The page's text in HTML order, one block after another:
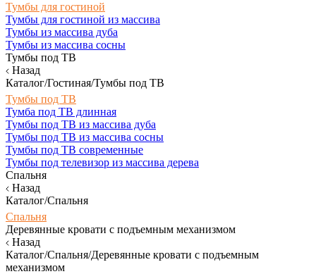
Тумбы для гостиной
Тумбы для гостиной из массива
Тумбы из массива дуба
Тумбы из массива сосны
Тумбы под ТВ
Назад
Каталог/Гостиная/Тумбы под ТВ
Тумбы под ТВ
Тумба под ТВ длинная
Тумбы под ТВ из массива дуба
Тумбы под ТВ из массива сосны
Тумбы под ТВ современные
Тумбы под телевизор из массива дерева
Спальня
Назад
Каталог/Спальня
Спальня
Деревянные кровати с подъемным механизмом
Назад
Каталог/Спальня/Деревянные кровати с подъемным
механизмом